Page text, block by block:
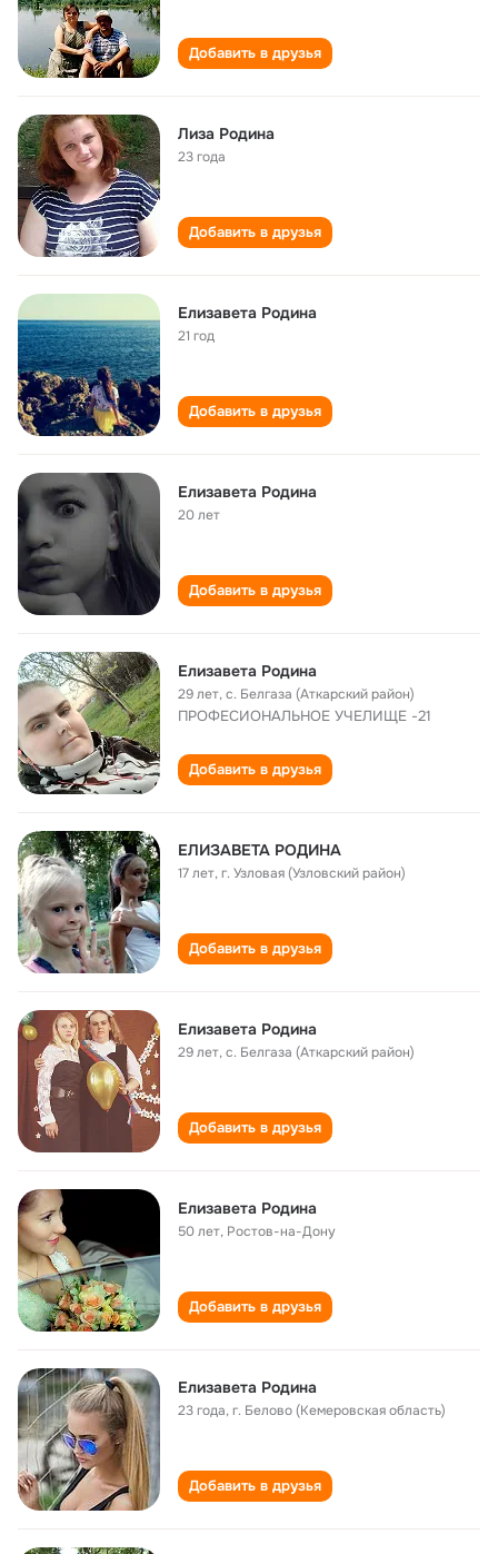
Добавить в друзья
Лиза Родина
23 года
Добавить в друзья
Елизавета Родина
21 год
Добавить в друзья
Елизавета Родина
20 лет
Добавить в друзья
Елизавета Родина
29 лет,с. Белгаза (Аткарский район)
ПРОФЕСИОНАЛЬНОЕ УЧЕЛИЩЕ -21
Добавить в друзья
ЕЛИЗАВЕТА РОДИНА
17 лет,г. Узловая (Узловский район)
Добавить в друзья
Елизавета Родина
29 лет,с. Белгаза (Аткарский район)
Добавить в друзья
Елизавета Родина
50 лет, Ростов-на-Дону
Добавить в друзья
Елизавета Родина
23 года,г. Белово (Кемеровская область)
Добавить в друзья